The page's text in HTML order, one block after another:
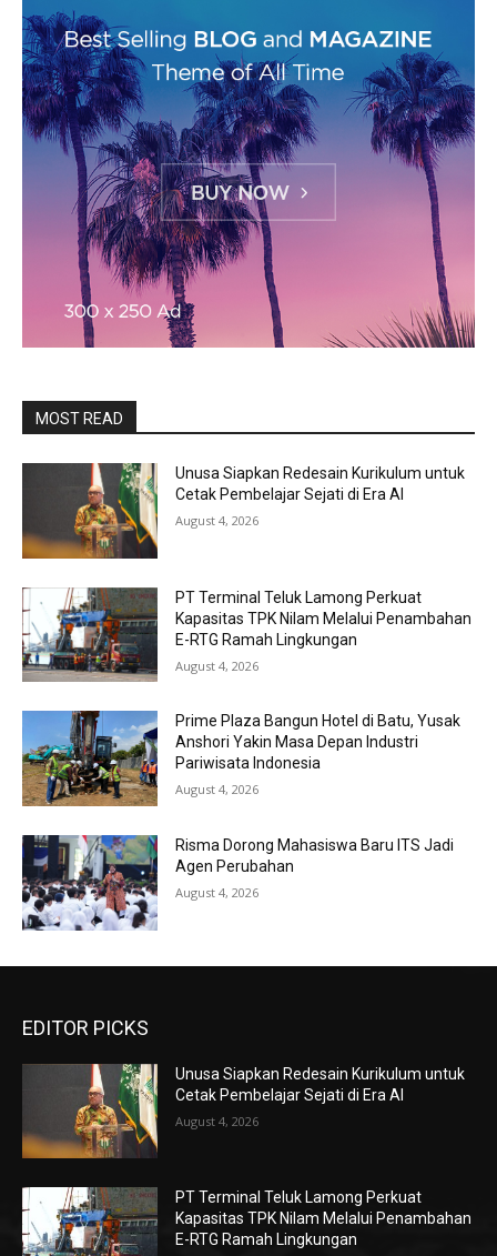
MOST READ
Unusa Siapkan Redesain Kurikulum untuk
Cetak Pembelajar Sejati di Era AI
August 4, 2026
PT Terminal Teluk Lamong Perkuat
Kapasitas TPK Nilam Melalui Penambahan
E-RTG Ramah Lingkungan
August 4, 2026
Prime Plaza Bangun Hotel di Batu, Yusak
Anshori Yakin Masa Depan Industri
Pariwisata Indonesia
August 4, 2026
Risma Dorong Mahasiswa Baru ITS Jadi
Agen Perubahan
August 4, 2026
EDITOR PICKS
Unusa Siapkan Redesain Kurikulum untuk
Cetak Pembelajar Sejati di Era AI
August 4, 2026
PT Terminal Teluk Lamong Perkuat
Kapasitas TPK Nilam Melalui Penambahan
E-RTG Ramah Lingkungan